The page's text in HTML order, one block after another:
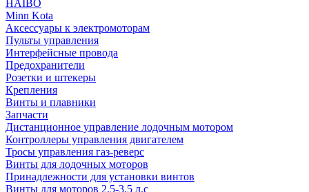
HAIBO
Minn Kota
Аксессуары к электромоторам
Пульты управления
Интерфейсные провода
Предохранители
Розетки и штекеры
Крепления
Винты и плавники
Запчасти
Дистанционное управление лодочным мотором
Контроллеры управления двигателем
Тросы управления газ-реверс
Винты для лодочных моторов
Принадлежности для установки винтов
Винты для моторов 2.5-3.5 л.с